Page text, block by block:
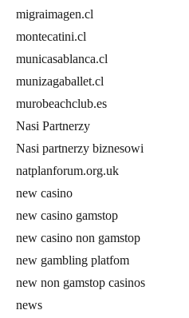
migraimagen.cl
montecatini.cl
municasablanca.cl
munizagaballet.cl
murobeachclub.es
Nasi Partnerzy
Nasi partnerzy biznesowi
natplanforum.org.uk
new casino
new casino gamstop
new casino non gamstop
new gambling platfom
new non gamstop casinos
news